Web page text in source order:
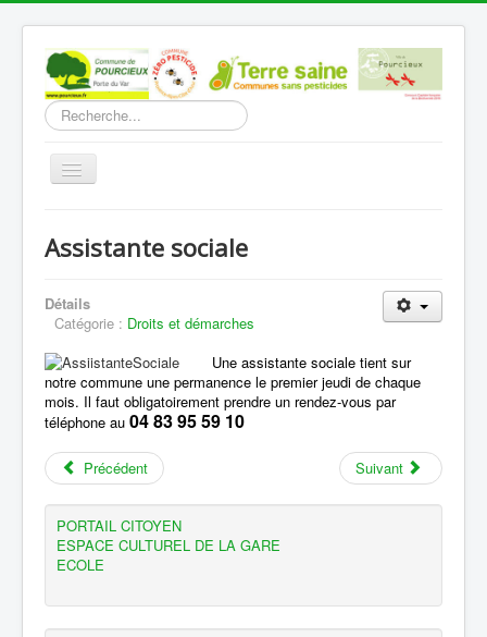
Rechercher
Basculer
Découverte
Vie Municipale
Vie locale
Infos pratiques
Communication
Vous êtes ici :
Droits et démarches
licenciement.
Assistante sociale
Détails
Catégorie : Droits et démarches
Une assistante sociale tient sur
notre commune une permanence le premier jeudi de chaque
mois. Il faut obligatoirement prendre un rendez-vous par
téléphone au 04 83 95 59 10
Précédent Suivant
PORTAIL CITOYEN
ESPACE CULTUREL DE LA GARE
ECOLE